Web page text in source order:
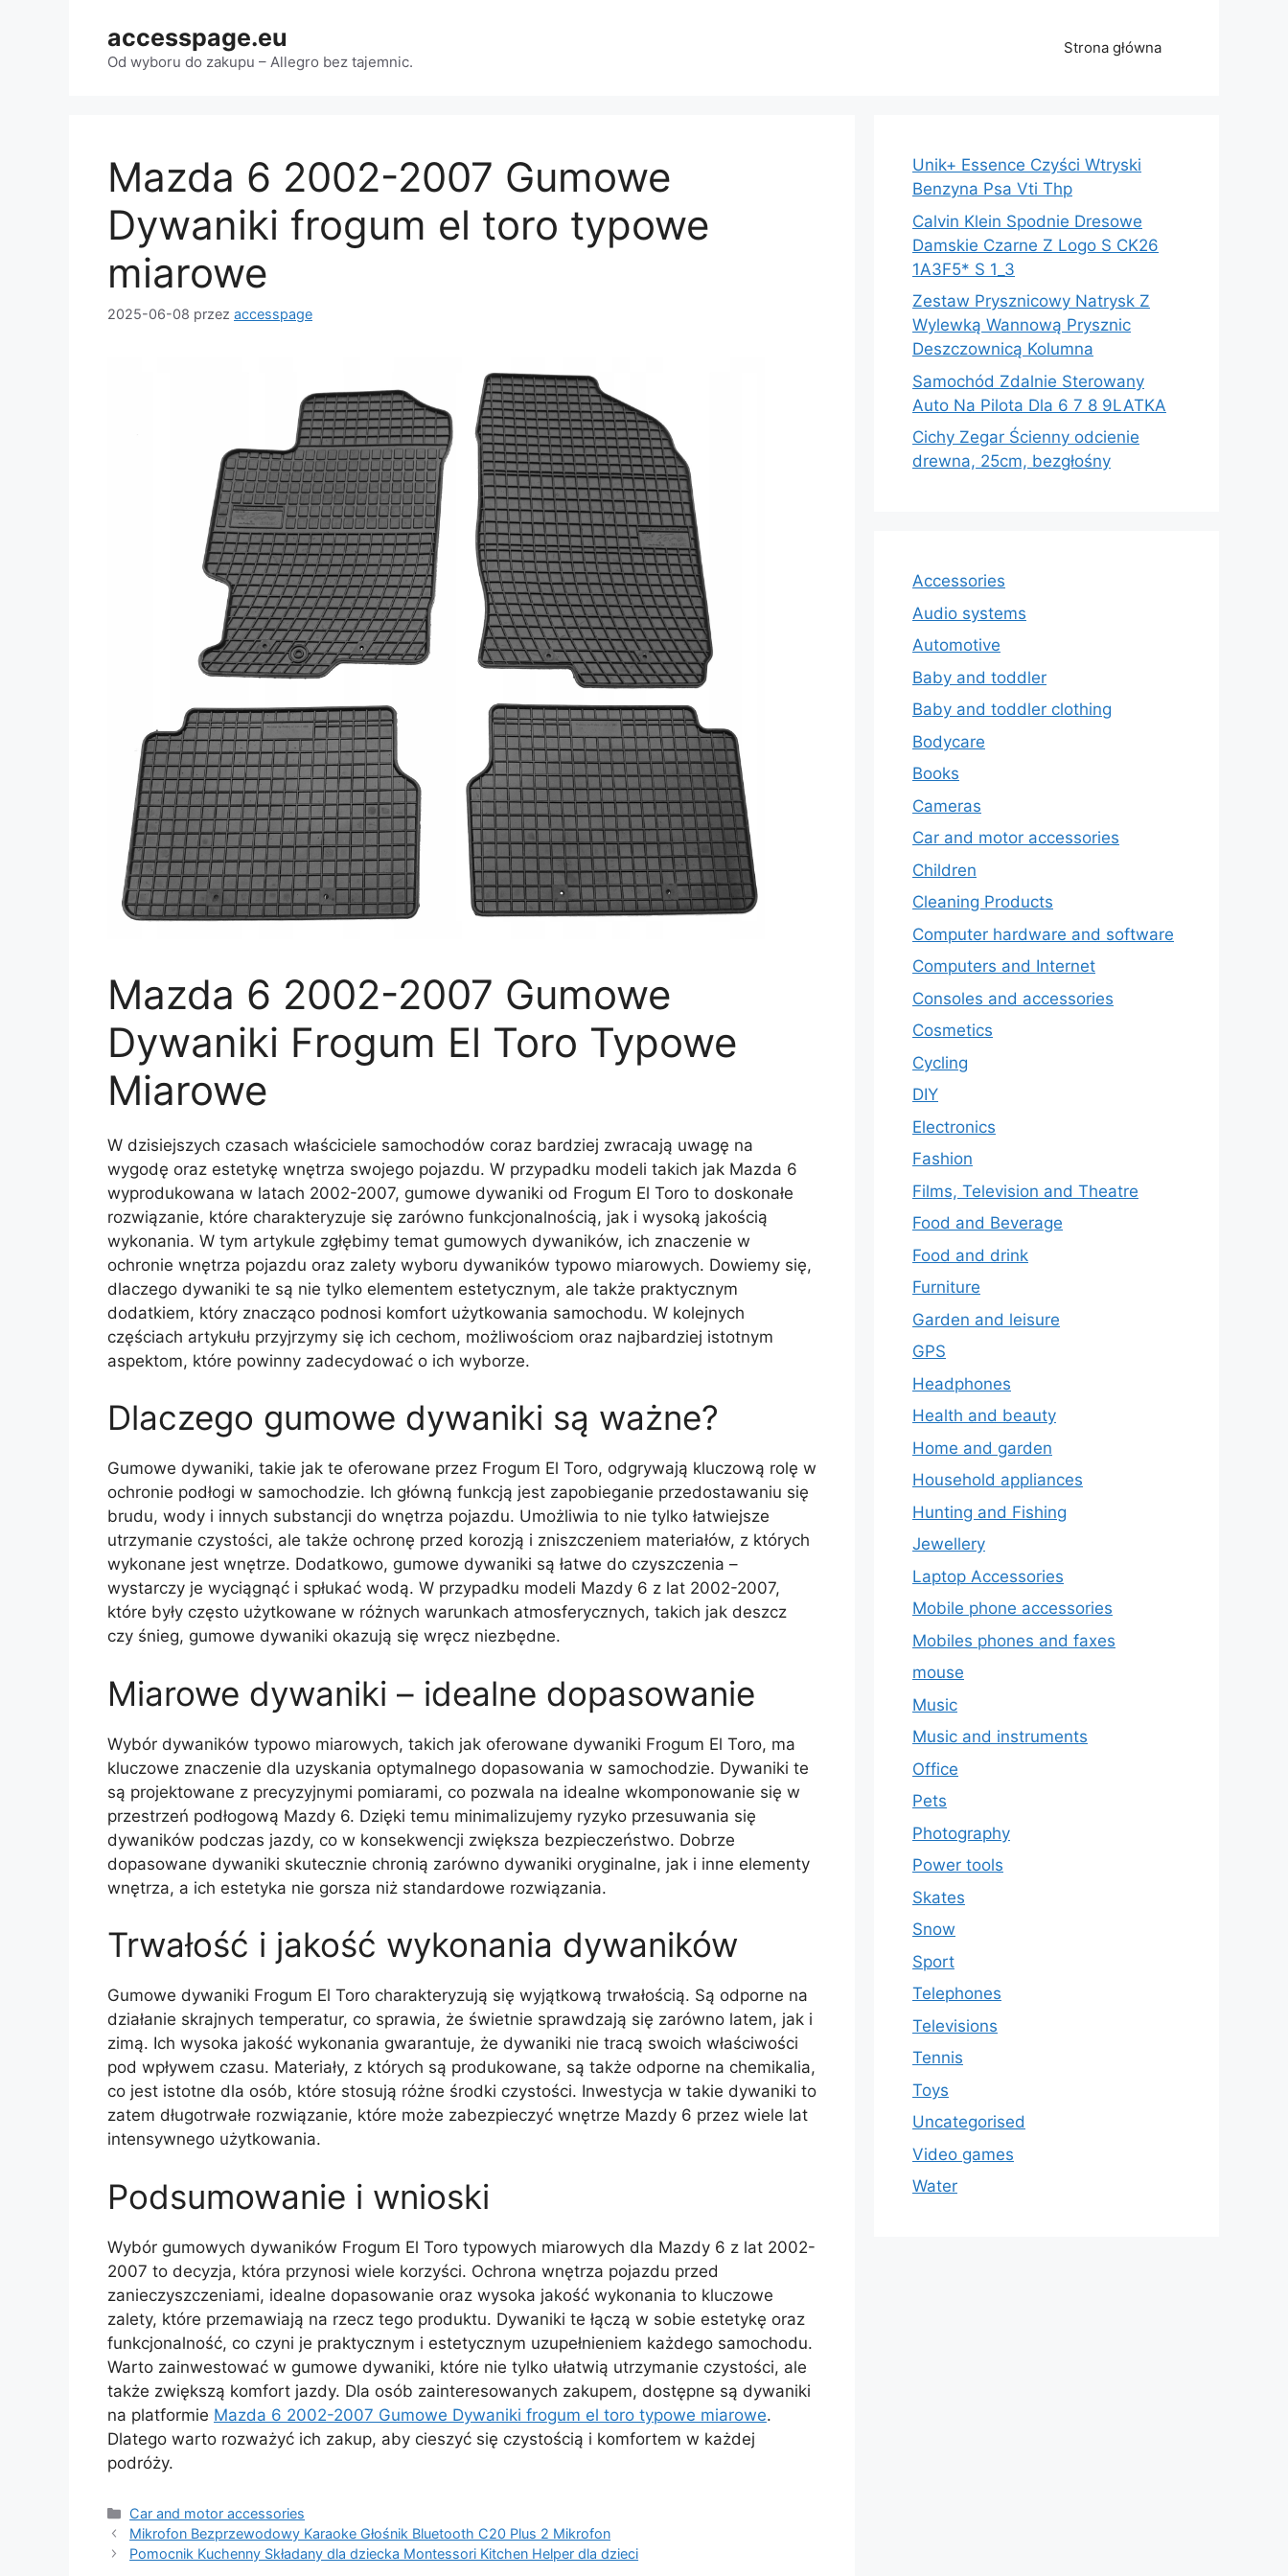
accesspage.eu
Od wyboru do zakupu – Allegro bez tajemnic.
Strona główna
Mazda 6 2002-2007 Gumowe
Dywaniki frogum el toro typowe
miarowe
2025-06-08 przez accesspage
Mazda 6 2002-2007 Gumowe
Dywaniki Frogum El Toro Typowe
Miarowe
W dzisiejszych czasach właściciele samochodów coraz bardziej zwracają uwagę na
wygodę oraz estetykę wnętrza swojego pojazdu. W przypadku modeli takich jak Mazda 6
wyprodukowana w latach 2002-2007, gumowe dywaniki od Frogum El Toro to doskonałe
rozwiązanie, które charakteryzuje się zarówno funkcjonalnością, jak i wysoką jakością
wykonania. W tym artykule zgłębimy temat gumowych dywaników, ich znaczenie w
ochronie wnętrza pojazdu oraz zalety wyboru dywaników typowo miarowych. Dowiemy się,
dlaczego dywaniki te są nie tylko elementem estetycznym, ale także praktycznym
dodatkiem, który znacząco podnosi komfort użytkowania samochodu. W kolejnych
częściach artykułu przyjrzymy się ich cechom, możliwościom oraz najbardziej istotnym
aspektom, które powinny zadecydować o ich wyborze.
Dlaczego gumowe dywaniki są ważne?
Gumowe dywaniki, takie jak te oferowane przez Frogum El Toro, odgrywają kluczową rolę w
ochronie podłogi w samochodzie. Ich główną funkcją jest zapobieganie przedostawaniu się
brudu, wody i innych substancji do wnętrza pojazdu. Umożliwia to nie tylko łatwiejsze
utrzymanie czystości, ale także ochronę przed korozją i zniszczeniem materiałów, z których
wykonane jest wnętrze. Dodatkowo, gumowe dywaniki są łatwe do czyszczenia –
wystarczy je wyciągnąć i spłukać wodą. W przypadku modeli Mazdy 6 z lat 2002-2007,
które były często użytkowane w różnych warunkach atmosferycznych, takich jak deszcz
czy śnieg, gumowe dywaniki okazują się wręcz niezbędne.
Miarowe dywaniki – idealne dopasowanie
Wybór dywaników typowo miarowych, takich jak oferowane dywaniki Frogum El Toro, ma
kluczowe znaczenie dla uzyskania optymalnego dopasowania w samochodzie. Dywaniki te
są projektowane z precyzyjnymi pomiarami, co pozwala na idealne wkomponowanie się w
przestrzeń podłogową Mazdy 6. Dzięki temu minimalizujemy ryzyko przesuwania się
dywaników podczas jazdy, co w konsekwencji zwiększa bezpieczeństwo. Dobrze
dopasowane dywaniki skutecznie chronią zarówno dywaniki oryginalne, jak i inne elementy
wnętrza, a ich estetyka nie gorsza niż standardowe rozwiązania.
Trwałość i jakość wykonania dywaników
Gumowe dywaniki Frogum El Toro charakteryzują się wyjątkową trwałością. Są odporne na
działanie skrajnych temperatur, co sprawia, że świetnie sprawdzają się zarówno latem, jak i
zimą. Ich wysoka jakość wykonania gwarantuje, że dywaniki nie tracą swoich właściwości
pod wpływem czasu. Materiały, z których są produkowane, są także odporne na chemikalia,
co jest istotne dla osób, które stosują różne środki czystości. Inwestycja w takie dywaniki to
zatem długotrwałe rozwiązanie, które może zabezpieczyć wnętrze Mazdy 6 przez wiele lat
intensywnego użytkowania.
Podsumowanie i wnioski
Wybór gumowych dywaników Frogum El Toro typowych miarowych dla Mazdy 6 z lat 2002-
2007 to decyzja, która przynosi wiele korzyści. Ochrona wnętrza pojazdu przed
zanieczyszczeniami, idealne dopasowanie oraz wysoka jakość wykonania to kluczowe
zalety, które przemawiają na rzecz tego produktu. Dywaniki te łączą w sobie estetykę oraz
funkcjonalność, co czyni je praktycznym i estetycznym uzupełnieniem każdego samochodu.
Warto zainwestować w gumowe dywaniki, które nie tylko ułatwią utrzymanie czystości, ale
także zwiększą komfort jazdy. Dla osób zainteresowanych zakupem, dostępne są dywaniki
na platformie Mazda 6 2002-2007 Gumowe Dywaniki frogum el toro typowe miarowe.
Dlatego warto rozważyć ich zakup, aby cieszyć się czystością i komfortem w każdej
podróży.
Kategorie
Car and motor accessories
Mikrofon Bezprzewodowy Karaoke Głośnik Bluetooth C20 Plus 2 Mikrofon
Pomocnik Kuchenny Składany dla dziecka Montessori Kitchen Helper dla dzieci
Unik+ Essence Czyści Wtryski
Benzyna Psa Vti Thp
Calvin Klein Spodnie Dresowe
Damskie Czarne Z Logo S CK26
1A3F5* S 1_3
Zestaw Prysznicowy Natrysk Z
Wylewką Wannową Prysznic
Deszczownicą Kolumna
Samochód Zdalnie Sterowany
Auto Na Pilota Dla 6 7 8 9LATKA
Cichy Zegar Ścienny odcienie
drewna, 25cm, bezgłośny
Accessories
Audio systems
Automotive
Baby and toddler
Baby and toddler clothing
Bodycare
Books
Cameras
Car and motor accessories
Children
Cleaning Products
Computer hardware and software
Computers and Internet
Consoles and accessories
Cosmetics
Cycling
DIY
Electronics
Fashion
Films, Television and Theatre
Food and Beverage
Food and drink
Furniture
Garden and leisure
GPS
Headphones
Health and beauty
Home and garden
Household appliances
Hunting and Fishing
Jewellery
Laptop Accessories
Mobile phone accessories
Mobiles phones and faxes
mouse
Music
Music and instruments
Office
Pets
Photography
Power tools
Skates
Snow
Sport
Telephones
Televisions
Tennis
Toys
Uncategorised
Video games
Water